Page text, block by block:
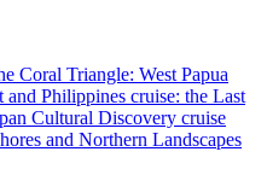
Coral Triangle: West Papua
and Philippines cruise: the Last
Cultural Discovery cruise
and Northern Landscapes